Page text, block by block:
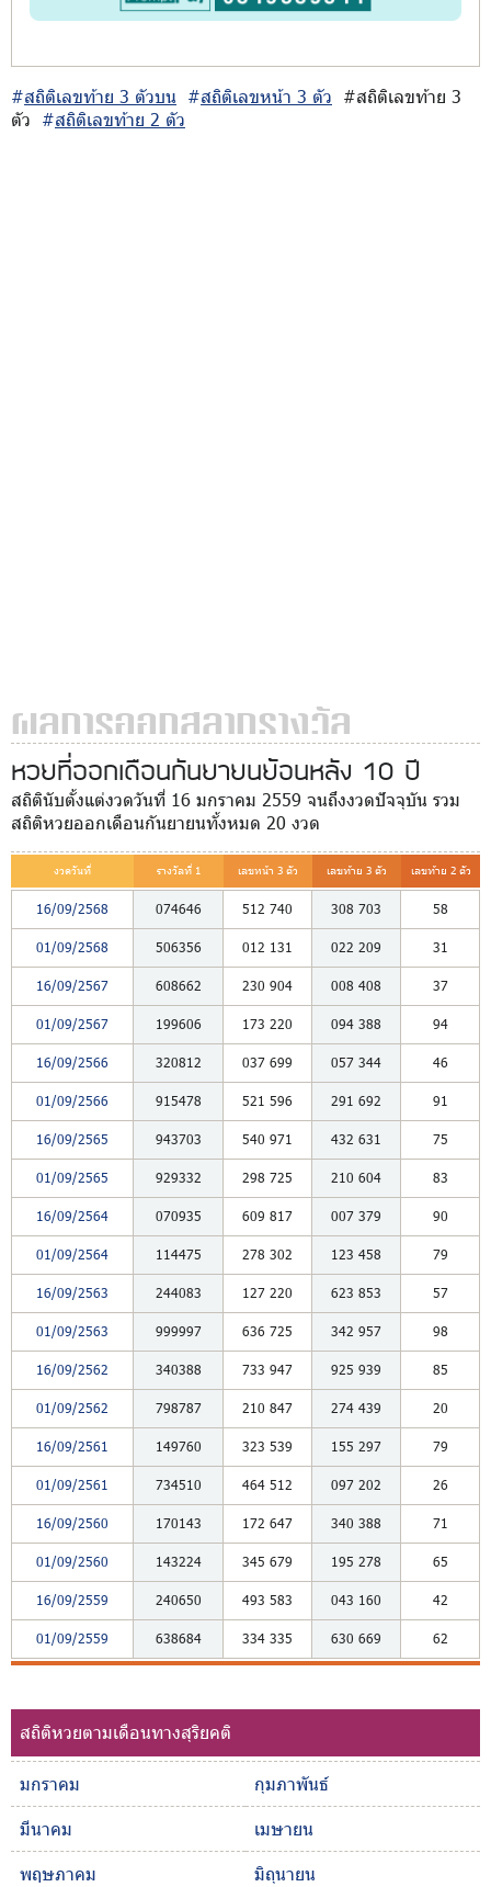
#สถิติเลขท้าย 3 ตัวบน #สถิติเลขหน้า 3 ตัว #สถิติเลขท้าย 3
ตัว #สถิติเลขท้าย 2 ตัว
ผลการออกสลากรางวัล
หวยที่ออกเดือนกันยายนย้อนหลัง 10 ปี
สถิตินับตั้งแต่งวดวันที่ 16 มกราคม 2559 จนถึงงวดปัจจุบัน รวม
สถิติหวยออกเดือนกันยายนทั้งหมด 20 งวด
งวดวันที่ รางวัลที่ 1 เลขหน้า 3 ตัว เลขท้าย 3 ตัว เลขท้าย 2 ตัว
16/09/2568 074646 512 740 308 703 58
01/09/2568 506356 012 131 022 209 31
16/09/2567 608662 230 904 008 408 37
01/09/2567 199606 173 220 094 388 94
16/09/2566 320812 037 699 057 344 46
01/09/2566 915478 521 596 291 692 91
16/09/2565 943703 540 971 432 631 75
01/09/2565 929332 298 725 210 604 83
16/09/2564 070935 609 817 007 379 90
01/09/2564 114475 278 302 123 458 79
16/09/2563 244083 127 220 623 853 57
01/09/2563 999997 636 725 342 957 98
16/09/2562 340388 733 947 925 939 85
01/09/2562 798787 210 847 274 439 20
16/09/2561 149760 323 539 155 297 79
01/09/2561 734510 464 512 097 202 26
16/09/2560 170143 172 647 340 388 71
01/09/2560 143224 345 679 195 278 65
16/09/2559 240650 493 583 043 160 42
01/09/2559 638684 334 335 630 669 62
สถิติหวยตามเดือนทางสุริยคติ
มกราคม
กุมภาพันธ์
มีนาคม
เมษายน
พฤษภาคม
มิถุนายน